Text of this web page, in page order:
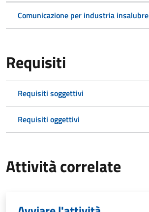
Comunicazione per industria insalubre
Requisiti
Requisiti soggettivi
Requisiti oggettivi
Attività correlate